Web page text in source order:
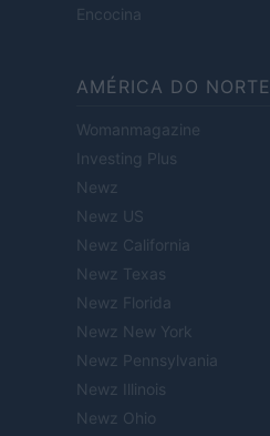
Encocina
AMÉRICA DO NORTE
Womanmagazine
Investing Plus
Newz
Newz US
Newz California
Newz Texas
Newz Florida
Newz New York
Newz Pennsylvania
Newz Illinois
Newz Ohio